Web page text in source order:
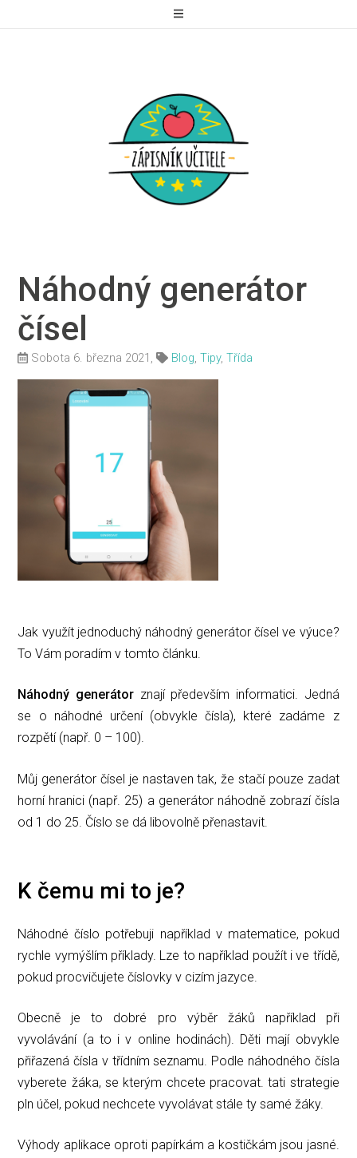
Náhodný generátor
čísel
Sobota 6. března 2021, Blog, Tipy, Třída
Jak využít jednoduchý náhodný generátor čísel ve výuce?
To Vám poradím v tomto článku.
Náhodný generátor znají především informatici. Jedná
se o náhodné určení (obvykle čísla), které zadáme z
rozpětí (např. 0 – 100).
Můj generátor čísel je nastaven tak, že stačí pouze zadat
horní hranici (např. 25) a generátor náhodně zobrazí čísla
od 1 do 25. Číslo se dá libovolně přenastavit.
K čemu mi to je?
Náhodné číslo potřebuji například v matematice, pokud
rychle vymýšlím příklady. Lze to například použít i ve třídě,
pokud procvičujete číslovky v cizím jazyce.
Obecně je to dobré pro výběr žáků například při
vyvolávání (a to i v online hodinách). Děti mají obvykle
přiřazená čísla v třídním seznamu. Podle náhodného čísla
vyberete žáka, se kterým chcete pracovat. tati strategie
pln účel, pokud nechcete vyvolávat stále ty samé žáky.
Výhody aplikace oproti papírkám a kostičkám jsou jasné.